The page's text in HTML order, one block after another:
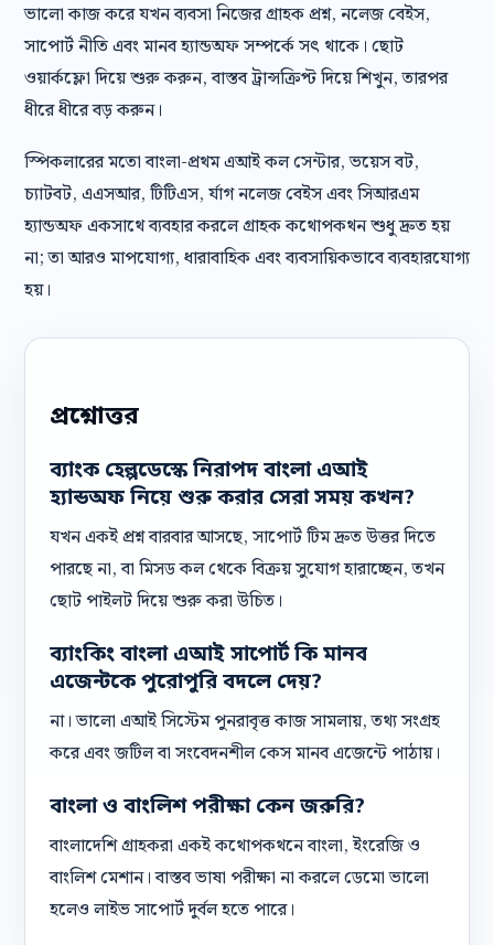
ভালো কাজ করে যখন ব্যবসা নিজের গ্রাহক প্রশ্ন, নলেজ বেইস,
সাপোর্ট নীতি এবং মানব হ্যান্ডঅফ সম্পর্কে সৎ থাকে। ছোট
ওয়ার্কফ্লো দিয়ে শুরু করুন, বাস্তব ট্রান্সক্রিপ্ট দিয়ে শিখুন, তারপর
ধীরে ধীরে বড় করুন।
স্পিকলারের মতো বাংলা-প্রথম এআই কল সেন্টার, ভয়েস বট,
চ্যাটবট, এএসআর, টিটিএস, র্যাগ নলেজ বেইস এবং সিআরএম
হ্যান্ডঅফ একসাথে ব্যবহার করলে গ্রাহক কথোপকথন শুধু দ্রুত হয়
না; তা আরও মাপযোগ্য, ধারাবাহিক এবং ব্যবসায়িকভাবে ব্যবহারযোগ্য
হয়।
প্রশ্নোত্তর
ব্যাংক হেল্পডেস্কে নিরাপদ বাংলা এআই
হ্যান্ডঅফ নিয়ে শুরু করার সেরা সময় কখন?
যখন একই প্রশ্ন বারবার আসছে, সাপোর্ট টিম দ্রুত উত্তর দিতে
পারছে না, বা মিসড কল থেকে বিক্রয় সুযোগ হারাচ্ছেন, তখন
ছোট পাইলট দিয়ে শুরু করা উচিত।
ব্যাংকিং বাংলা এআই সাপোর্ট কি মানব
এজেন্টকে পুরোপুরি বদলে দেয়?
না। ভালো এআই সিস্টেম পুনরাবৃত্ত কাজ সামলায়, তথ্য সংগ্রহ
করে এবং জটিল বা সংবেদনশীল কেস মানব এজেন্টে পাঠায়।
বাংলা ও বাংলিশ পরীক্ষা কেন জরুরি?
বাংলাদেশি গ্রাহকরা একই কথোপকথনে বাংলা, ইংরেজি ও
বাংলিশ মেশান। বাস্তব ভাষা পরীক্ষা না করলে ডেমো ভালো
হলেও লাইভ সাপোর্ট দুর্বল হতে পারে।